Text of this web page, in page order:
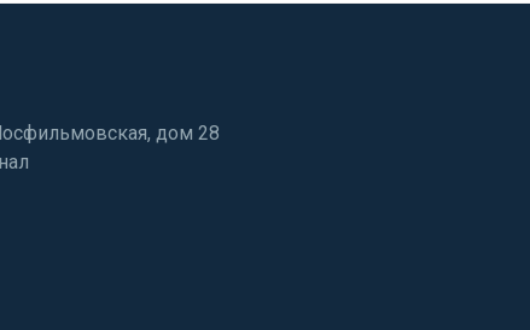
дом 28